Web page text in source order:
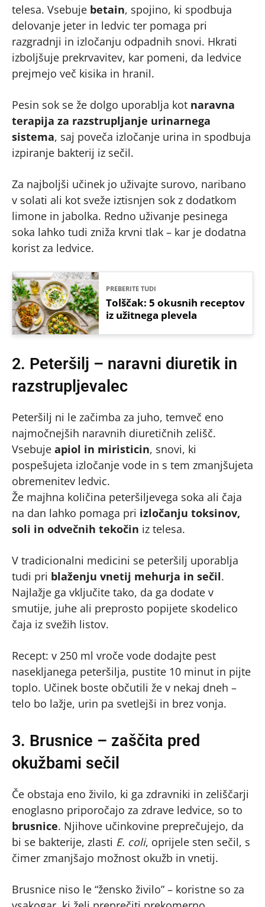
telesa. Vsebuje betain, spojino, ki spodbuja
delovanje jeter in ledvic ter pomaga pri
razgradnji in izločanju odpadnih snovi. Hkrati
izboljšuje prekrvavitev, kar pomeni, da ledvice
prejmejo več kisika in hranil.
Pesin sok se že dolgo uporablja kot naravna
terapija za razstrupljanje urinarnega
sistema, saj poveča izločanje urina in spodbuja
izpiranje bakterij iz sečil.
Za najboljši učinek jo uživajte surovo, naribano
v solati ali kot sveže iztisnjen sok z dodatkom
limone in jabolka. Redno uživanje pesinega
soka lahko tudi zniža krvni tlak – kar je dodatna
korist za ledvice.
PREBERITE TUDI
Tolščak: 5 okusnih receptov
iz užitnega plevela
2. Peteršilj – naravni diuretik in
razstrupljevalec
Peteršilj ni le začimba za juho, temveč eno
najmočnejših naravnih diuretičnih zelišč.
Vsebuje apiol in miristicin, snovi, ki
pospešujeta izločanje vode in s tem zmanjšujeta
obremenitev ledvic.
Že majhna količina peteršiljevega soka ali čaja
na dan lahko pomaga pri izločanju toksinov,
soli in odvečnih tekočin iz telesa.
V tradicionalni medicini se peteršilj uporablja
tudi pri blaženju vnetij mehurja in sečil.
Najlažje ga vključite tako, da ga dodate v
smutije, juhe ali preprosto popijete skodelico
čaja iz svežih listov.
Recept: v 250 ml vroče vode dodajte pest
nasekljanega peteršilja, pustite 10 minut in pijte
toplo. Učinek boste občutili že v nekaj dneh –
telo bo lažje, urin pa svetlejši in brez vonja.
3. Brusnice – zaščita pred
okužbami sečil
Če obstaja eno živilo, ki ga zdravniki in zeliščarji
enoglasno priporočajo za zdrave ledvice, so to
brusnice. Njihove učinkovine preprečujejo, da
bi se bakterije, zlasti E. coli, oprijele sten sečil, s
čimer zmanjšajo možnost okužb in vnetij.
Brusnice niso le “žensko živilo” – koristne so za